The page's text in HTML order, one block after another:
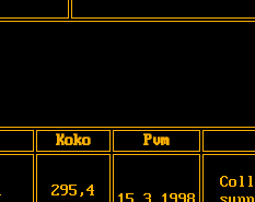
Koko Pvm
295,4